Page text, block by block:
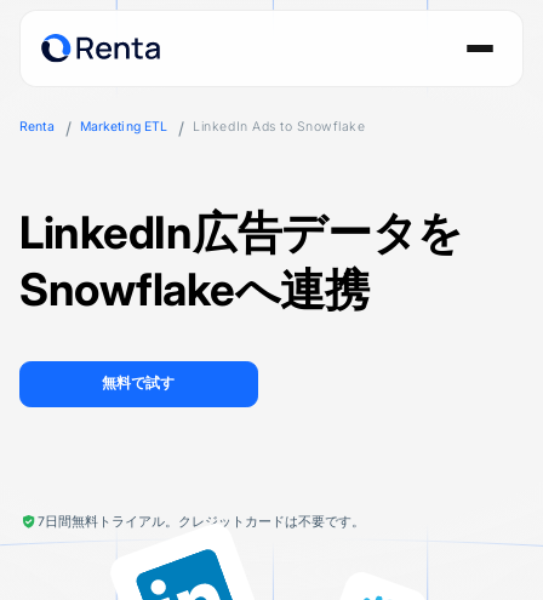
Renta Marketing ETL LinkedIn Ads to Snowflake
LinkedIn広告データを
Snowflakeへ連携
無料で試す
7日間無料トライアル。クレジットカードは不要です。